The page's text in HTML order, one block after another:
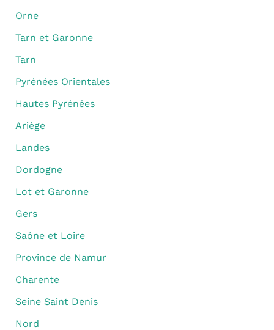
Orne
Tarn et Garonne
Tarn
Pyrénées Orientales
Hautes Pyrénées
Ariège
Landes
Dordogne
Lot et Garonne
Gers
Saône et Loire
Province de Namur
Charente
Seine Saint Denis
Nord